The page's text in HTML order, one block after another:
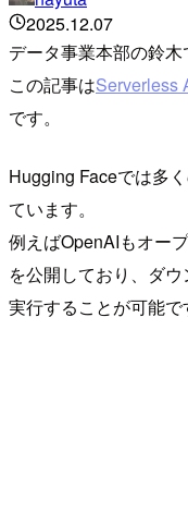
2025.12.07
データ事業本部の鈴木
この記事はServerless
です。
Hugging Faceでは多
ています。
例えばOpenAIもオー
を公開しており、ダ
実行することが可能で